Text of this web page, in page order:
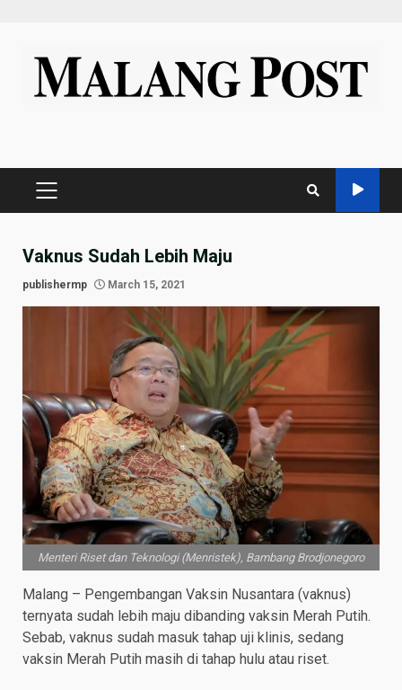
content
PRIMARY
Vaknus Sudah Lebih Maju
publishermp March 15, 2021
Menteri Riset dan Teknologi (Menristek), Bambang Brodjonegoro
Malang – Pengembangan Vaksin Nusantara (vaknus)
ternyata sudah lebih maju dibanding vaksin Merah Putih.
Sebab, vaknus sudah masuk tahap uji klinis, sedang
vaksin Merah Putih masih di tahap hulu atau riset.